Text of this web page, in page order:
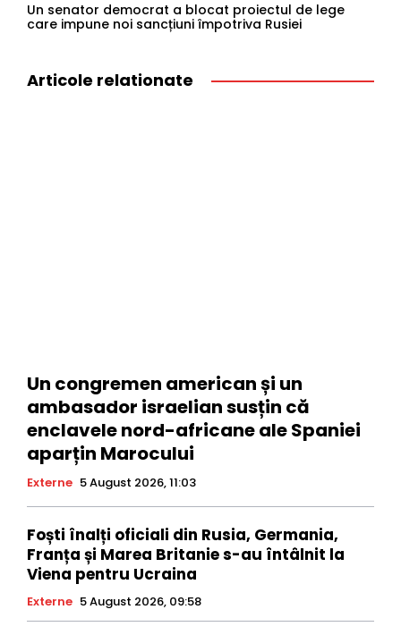
Un senator democrat a blocat proiectul de lege
care impune noi sancțiuni împotriva Rusiei
Articole relationate
Un congremen american și un
ambasador israelian susțin că
enclavele nord-africane ale Spaniei
aparțin Marocului
Externe 5 August 2026, 11:03
Foști înalți oficiali din Rusia, Germania,
Franța și Marea Britanie s-au întâlnit la
Viena pentru Ucraina
Externe 5 August 2026, 09:58